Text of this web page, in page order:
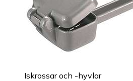
Iskrossar och -hyvlar